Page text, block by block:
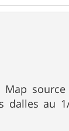
Map
dalles au